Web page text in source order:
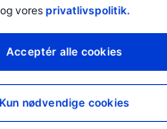
og vores privatlivspolitik.
Acceptér alle cookies
Kun nødvendige cookies
XXXXXXX
XXXXXXX